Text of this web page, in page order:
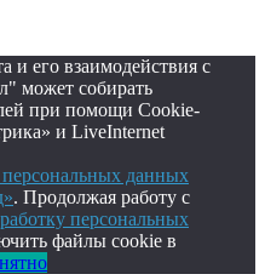
и его взаимодействия с
может собирать
при помощи Cookie-
и LiveInternet
данных
. Продолжая работу с
персональных
файлы cookie в